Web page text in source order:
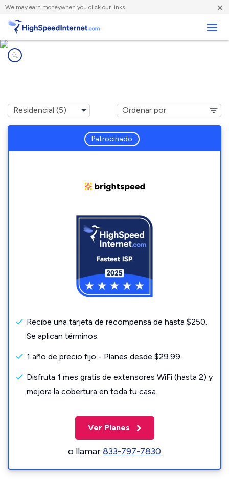
We may earn moneywhen you click our links. ×
Patrocinado
Recibe una tarjeta de recompensa de hasta $250.
Se aplican términos.
1 año de precio fijo - Planes desde $29.99.
Disfruta 1 mes gratis de extensores WiFi (hasta 2) y
mejora la cobertura en toda tu casa.
Ver Planes
o llamar833-797-7830